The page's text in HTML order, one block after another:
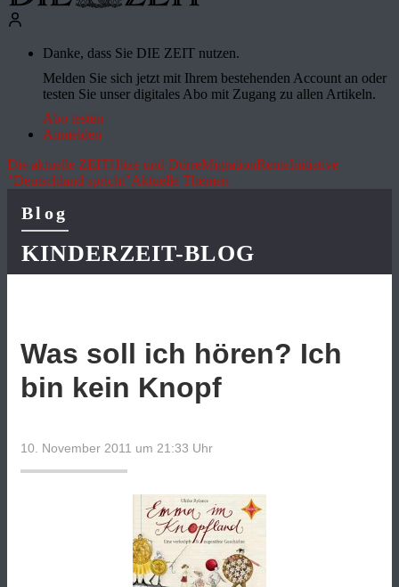
Danke, dass Sie DIE ZEIT nutzen.
Melden Sie sich jetzt mit Ihrem bestehenden Account an oder
testen Sie unser digitales Abo mit Zugang zu allen Artikeln.
Abo testen
Anmelden
Die aktuelle ZEITHitze und DürreMigrationRenteInitiative
"Deutschland spricht"Aktuelle Themen
Blog
KINDERZEIT-BLOG
Was soll ich hören? Ich
bin kein Knopf
10. November 2011 um 21:33 Uhr